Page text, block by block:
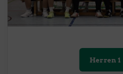
Herren 1